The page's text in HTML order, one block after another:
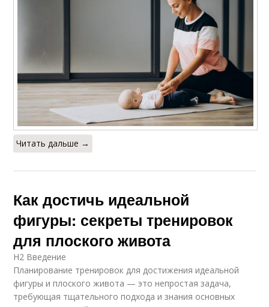
Читать дальше →
Как достичь идеальной
фигуры: секреты тренировок
для плоского живота
H2 Введение
Планирование тренировок для достижения идеальной
фигуры и плоского живота — это непростая задача,
требующая тщательного подхода и знания основных